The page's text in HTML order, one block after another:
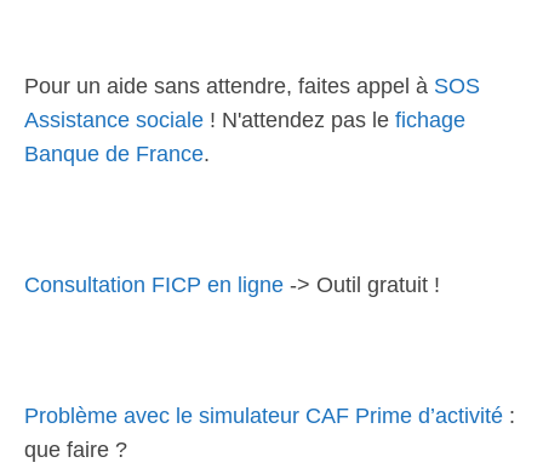
Pour un aide sans attendre, faites appel à SOS
Assistance sociale ! N'attendez pas le fichage
Banque de France.
Consultation FICP en ligne -> Outil gratuit !
Problème avec le simulateur CAF Prime d’activité :
que faire ?